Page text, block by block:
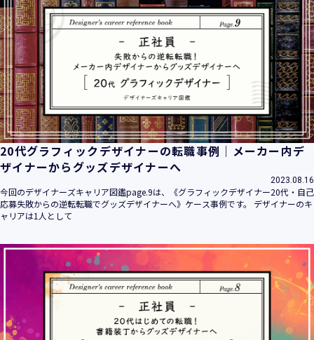
20代グラフィックデザイナーの転職事例｜メーカー内デ
ザイナーからグッズデザイナーへ
2023.08.16
今回のデザイナーズキャリア図鑑page.9は、《グラフィックデザイナー20代・自己
応募失敗からの逆転転職でグッズデザイナーへ》ケース事例です。 デザイナーのキ
ャリアは1人として